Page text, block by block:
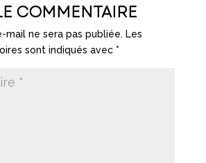
COMMENTAIRE
mail ne sera pas publiée. Les
sont indiqués avec *